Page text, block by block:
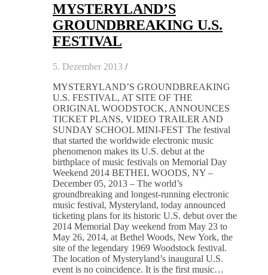
MYSTERYLAND’S
GROUNDBREAKING U.S.
FESTIVAL
5. Dezember 2013 /
MYSTERYLAND’S GROUNDBREAKING
U.S. FESTIVAL, AT SITE OF THE
ORIGINAL WOODSTOCK, ANNOUNCES
TICKET PLANS, VIDEO TRAILER AND
SUNDAY SCHOOL MINI-FEST The festival
that started the worldwide electronic music
phenomenon makes its U.S. debut at the
birthplace of music festivals on Memorial Day
Weekend 2014 BETHEL WOODS, NY –
December 05, 2013 – The world’s
groundbreaking and longest-running electronic
music festival, Mysteryland, today announced
ticketing plans for its historic U.S. debut over the
2014 Memorial Day weekend from May 23 to
May 26, 2014, at Bethel Woods, New York, the
site of the legendary 1969 Woodstock festival.
The location of Mysteryland’s inaugural U.S.
event is no coincidence. It is the first music…